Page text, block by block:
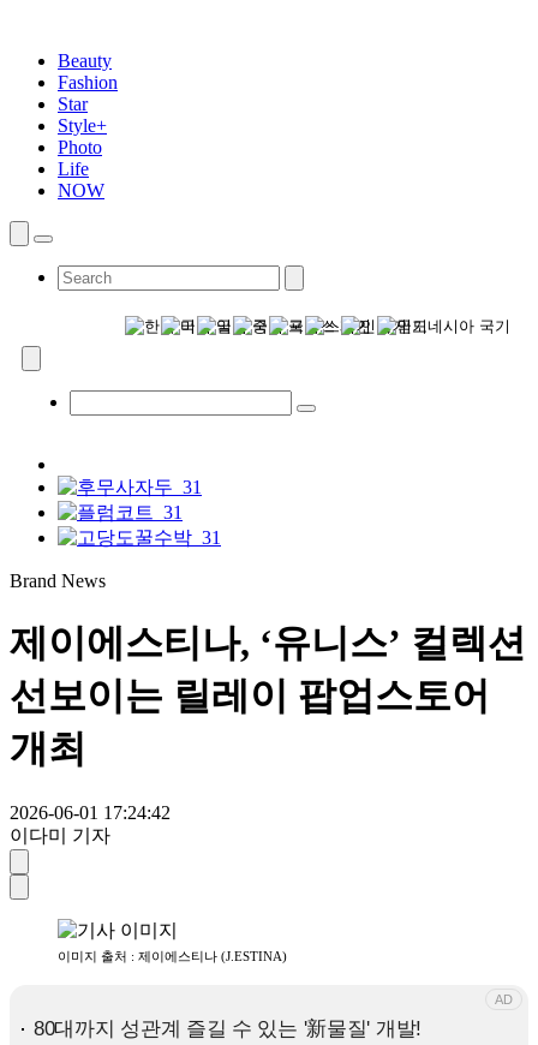
Beauty
Fashion
Star
Style+
Photo
Life
NOW
Brand News
제이에스티나, ‘유니스’ 컬렉션
선보이는 릴레이 팝업스토어
개최
2026-06-01 17:24:42
이다미 기자
이미지 출처 : 제이에스티나 (J.ESTINA)